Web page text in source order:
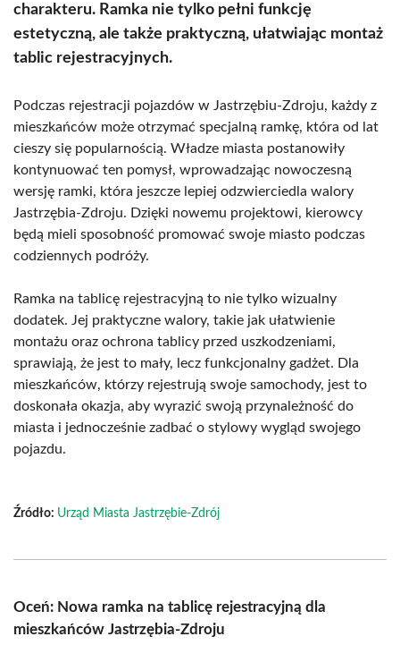
charakteru. Ramka nie tylko pełni funkcję
estetyczną, ale także praktyczną, ułatwiając montaż
tablic rejestracyjnych.
Podczas rejestracji pojazdów w Jastrzębiu-Zdroju, każdy z
mieszkańców może otrzymać specjalną ramkę, która od lat
cieszy się popularnością. Władze miasta postanowiły
kontynuować ten pomysł, wprowadzając nowoczesną
wersję ramki, która jeszcze lepiej odzwierciedla walory
Jastrzębia-Zdroju. Dzięki nowemu projektowi, kierowcy
będą mieli sposobność promować swoje miasto podczas
codziennych podróży.
Ramka na tablicę rejestracyjną to nie tylko wizualny
dodatek. Jej praktyczne walory, takie jak ułatwienie
montażu oraz ochrona tablicy przed uszkodzeniami,
sprawiają, że jest to mały, lecz funkcjonalny gadżet. Dla
mieszkańców, którzy rejestrują swoje samochody, jest to
doskonała okazja, aby wyrazić swoją przynależność do
miasta i jednocześnie zadbać o stylowy wygląd swojego
pojazdu.
Źródło: Urząd Miasta Jastrzębie-Zdrój
Oceń: Nowa ramka na tablicę rejestracyjną dla
mieszkańców Jastrzębia-Zdroju